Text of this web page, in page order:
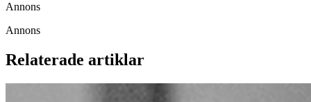
Annons
Annons
Relaterade artiklar